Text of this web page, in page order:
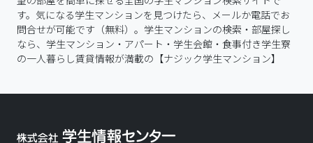
す。気になる学生マンションを見つけたら、メールか電話でお
問合せが可能です（無料）。学生マンションの検索・部屋探し
なら、学生マンション・アパート・学生会館・食事付き学生寮
の一人暮らし賃貸情報が満載の【ナジック学生マンション】